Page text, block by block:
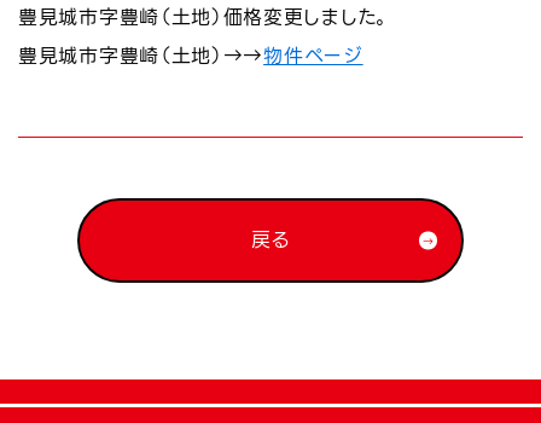
豊見城市字豊崎（土地）価格変更しました。
豊見城市字豊崎（土地）→→物件ページ
戻る